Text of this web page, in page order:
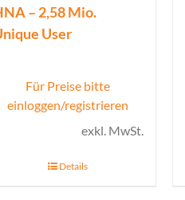
– 2,58 Mio.
User
Für Preise bitte
einloggen/registrieren
exkl. MwSt.
Details